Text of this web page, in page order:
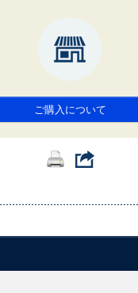
ご購入について